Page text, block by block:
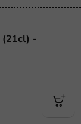
(21cl) -